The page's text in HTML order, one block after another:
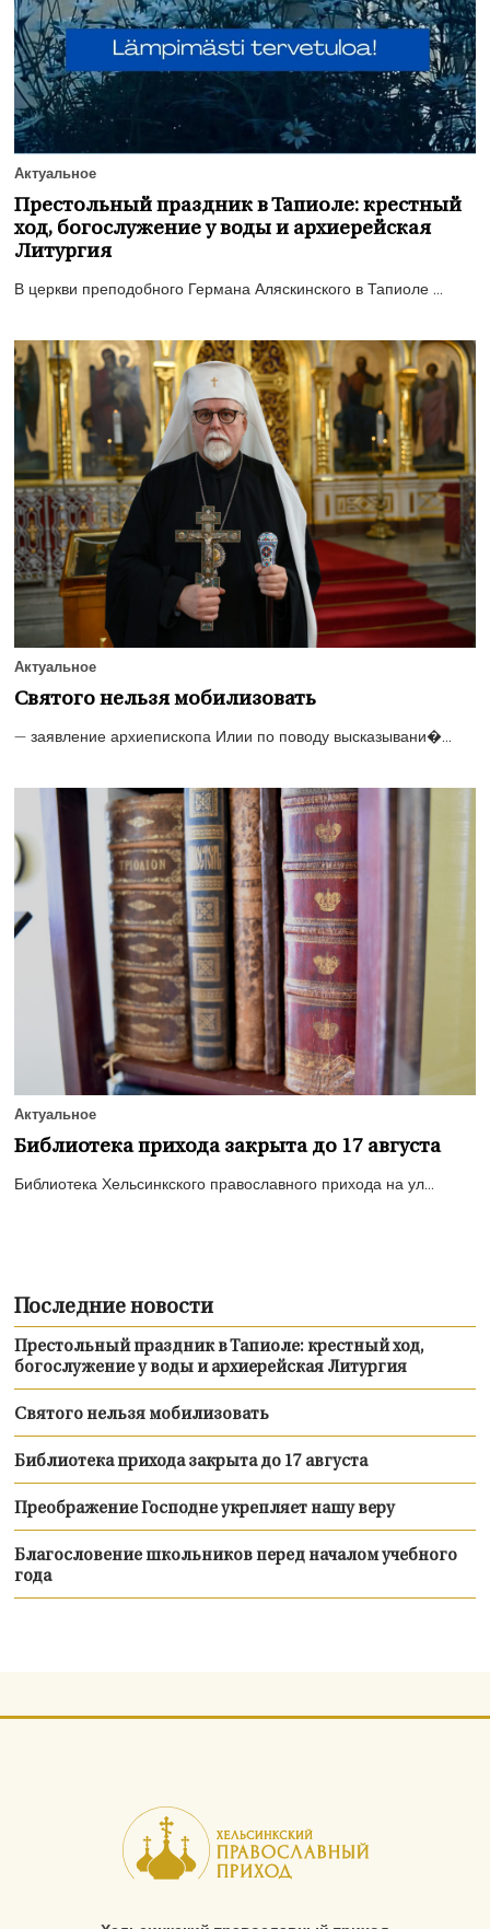
Актуальное
Престольный праздник в Тапиоле: крестный
ход, богослужение у воды и архиерейская
Литургия
В церкви преподобного Германа Аляскинского в Тапиоле ...
Актуальное
Святого нельзя мобилизовать
— заявление архиепископа Илии по поводу высказывани�...
Актуальное
Библиотека прихода закрыта до 17 августа
Библиотека Хельсинкского православного прихода на ул...
Последние новости
Престольный праздник в Тапиоле: крестный ход,
богослужение у воды и архиерейская Литургия
Святого нельзя мобилизовать
Библиотека прихода закрыта до 17 августа
Преображение Господне укрепляет нашу веру
Благословение школьников перед началом учебного
года